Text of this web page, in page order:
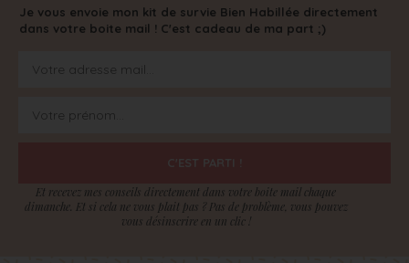
Je vous envoie mon kit de survie Bien Habillée directement
dans votre boite mail ! C'est cadeau de ma part ;)
Et recevez mes conseils directement dans votre boite mail chaque
dimanche. Et si cela ne vous plait pas ? Pas de problème, vous pouvez
vous désinscrire en un clic !